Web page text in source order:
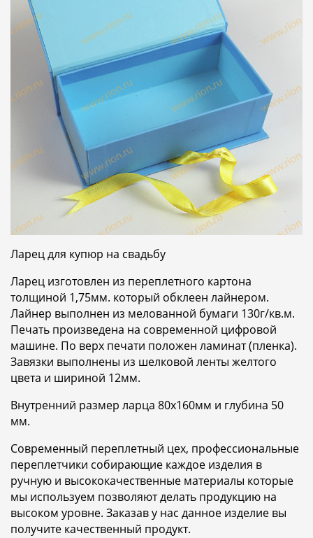
Ларец для купюр на свадьбу
Ларец изготовлен из переплетного картона
толщиной 1,75мм. который обклеен лайнером.
Лайнер выполнен из мелованной бумаги 130г/кв.м.
Печать произведена на современной цифровой
машине. По верх печати положен ламинат (пленка).
Завязки выполнены из шелковой ленты желтого
цвета и шириной 12мм.
Внутренний размер ларца 80х160мм и глубина 50
мм.
Современный переплетный цех, профессиональные
переплетчики собирающие каждое изделия в
ручную и высококачественные материалы которые
мы используем позволяют делать продукцию на
высоком уровне. Заказав у нас данное изделие вы
получите качественный продукт.